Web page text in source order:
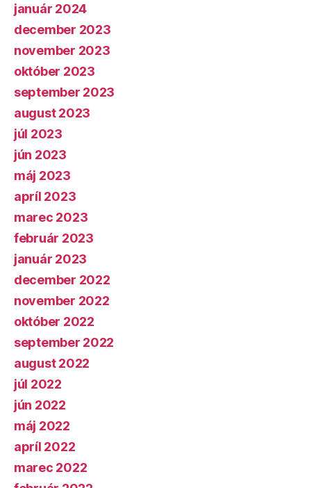
január 2024
december 2023
november 2023
október 2023
september 2023
august 2023
júl 2023
jún 2023
máj 2023
apríl 2023
marec 2023
február 2023
január 2023
december 2022
november 2022
október 2022
september 2022
august 2022
júl 2022
jún 2022
máj 2022
apríl 2022
marec 2022